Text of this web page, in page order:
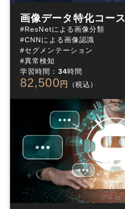
画像データ特化コース
#ResNetによる画像分類
#CNNによる画像認識
#セグメンテーション
#異常検知
学習時間： 34時間
82,500 円 （税込）